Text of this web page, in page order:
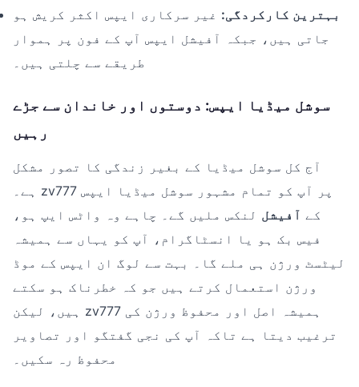
بہترین کارکردگی: غیر سرکاری ایپس اکثر کریش ہو
جاتی ہیں، جبکہ آفیشل ایپس آپ کے فون پر ہموار
طریقے سے چلتی ہیں۔
سوشل میڈیا ایپس: دوستوں اور خاندان سے جڑے
رہیں
آج کل سوشل میڈیا کے بغیر زندگی کا تصور مشکل
ہے۔ zv777 پر آپ کو تمام مشہور سوشل میڈیا ایپس
کے آفیشل لنکس ملیں گے۔ چاہے وہ واٹس ایپ ہو،
فیس بک ہو یا انسٹاگرام، آپ کو یہاں سے ہمیشہ
لیٹسٹ ورژن ہی ملے گا۔ بہت سے لوگ ان ایپس کے موڈ
ورژن استعمال کرتے ہیں جو کہ خطرناک ہو سکتے
ہیں، لیکن zv777 ہمیشہ اصل اور محفوظ ورژن کی
ترغیب دیتا ہے تاکہ آپ کی نجی گفتگو اور تصاویر
محفوظ رہ سکیں۔